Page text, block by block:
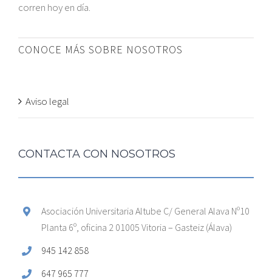
corren hoy en día.
CONOCE MÁS SOBRE NOSOTROS
Aviso legal
CONTACTA CON NOSOTROS
Asociación Universitaria Altube C/ General Alava Nº10
Planta 6º, oficina 2 01005 Vitoria – Gasteiz (Álava)
945 142 858
647 965 777